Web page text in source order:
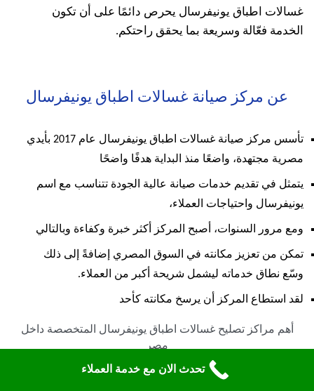
غسالات اطباق يونيفرسال يحرص دائمًا على أن تكون
الخدمة فعّالة وسريعة بما يحقق راحتكم.
عن مركز صيانة غسالات اطباق يونيفرسال
تأسس مركز صيانة غسالات اطباق يونيفرسال عام 2017 بأيدي
مصرية مجتهدة، واضعًا منذ البداية هدفًا واضحًا
يتمثل في تقديم خدمات صيانة عالية الجودة تتناسب مع اسم
يونيفرسال واحتياجات العملاء،
ومع مرور السنوات، أصبح المركز أكثر خبرة وكفاءة وبالتالي
تمكن من تعزيز مكانته في السوق المصري إضافةً إلى ذلك
وسّع نطاق خدماته ليشمل شريحة أكبر من العملاء.
لقد استطاع المركز أن يرسخ مكانته كأحد
أهم مراكز تصليح غسالات اطباق يونيفرسال المتخصصة داخل
مصر
بفضل التزامه الدائم بالاحترافية والاعتماد على خبرات فنيين
تحدث الان مع خدمة العملاء